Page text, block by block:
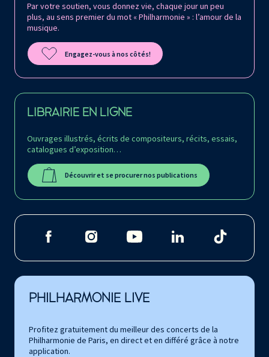
Par votre soutien, vous donnez vie, chaque jour un peu
plus, au sens premier du mot « Philharmonie » : l’amour de la
musique.
Engagez-vous à nos côtés!
LIBRAIRIE EN LIGNE
Ouvrages illustrés, écrits de compositeurs, récits, essais,
catalogues d’exposition…
Découvrir et se procurer nos publications
PHILHARMONIE LIVE
Profitez gratuitement du meilleur des concerts de la
Philharmonie de Paris, en direct et en différé grâce à notre
application.